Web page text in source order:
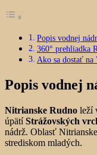
Popis vodnej
360° prehliadka
Ako sa dostať na
Popis vodnej
Nitrianske Rudno leží
úpätíStrážovských
nádrž. Oblasť
strediskom mladých.